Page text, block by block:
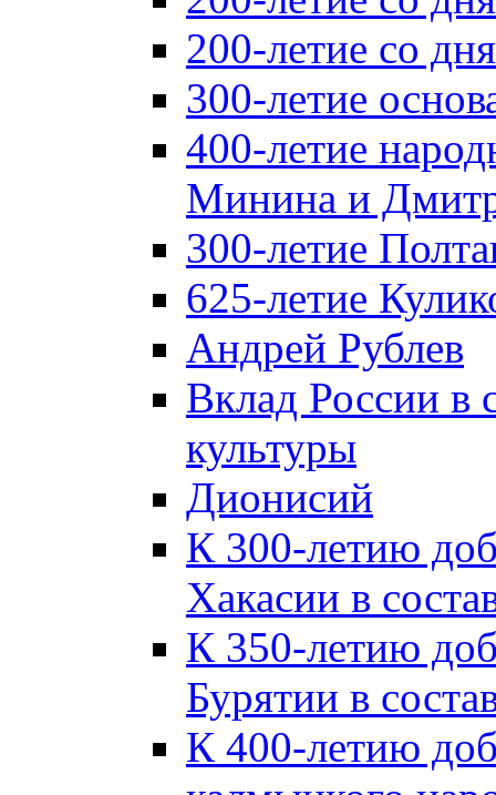
200-летие со
300-летие
400-летие
Минина и
300-летие
625-летие
Андрей Рублев
Вклад России в
культуры
Дионисий
К 300-летию
Хакасии в
К 350-летию
Бурятии в
К 400-летию